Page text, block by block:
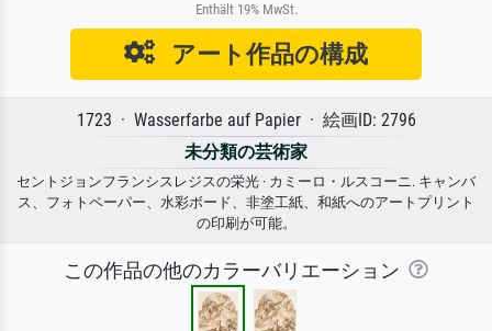
Enthält 19% MwSt.
アート作品の構成
1723 · Wasserfarbe auf Papier · 絵画ID: 2796
未分類の芸術家
セントジョンフランシスレジスの栄光 · カミーロ・ルスコーニ. キャンバ
ス、フォトペーパー、水彩ボード、非塗工紙、和紙へのアートプリント
の印刷が可能。
この作品の他のカラーバリエーション